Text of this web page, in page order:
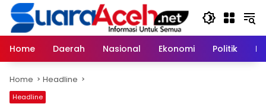
Skip
content
Home
Daerah Nasional Ekonomi Politik
Home Headline
Headline